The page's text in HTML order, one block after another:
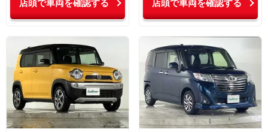
店頭で車両を確認する 店頭で車両を確認する